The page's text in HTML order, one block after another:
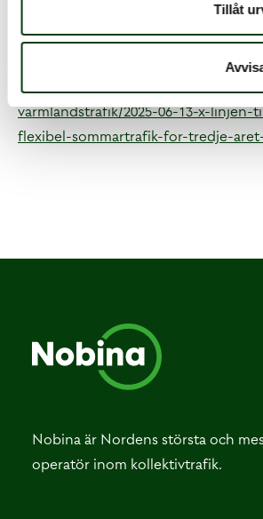
Tillåt
https://www.nobina.se/vara-
https://www.varmlandstrafik.se/
varmlandstrafik/2025-06-13-x-
flexibel-sommartrafik-for-tredje-
Nobina är Nordens största och
operatör inom kollektivtrafik.